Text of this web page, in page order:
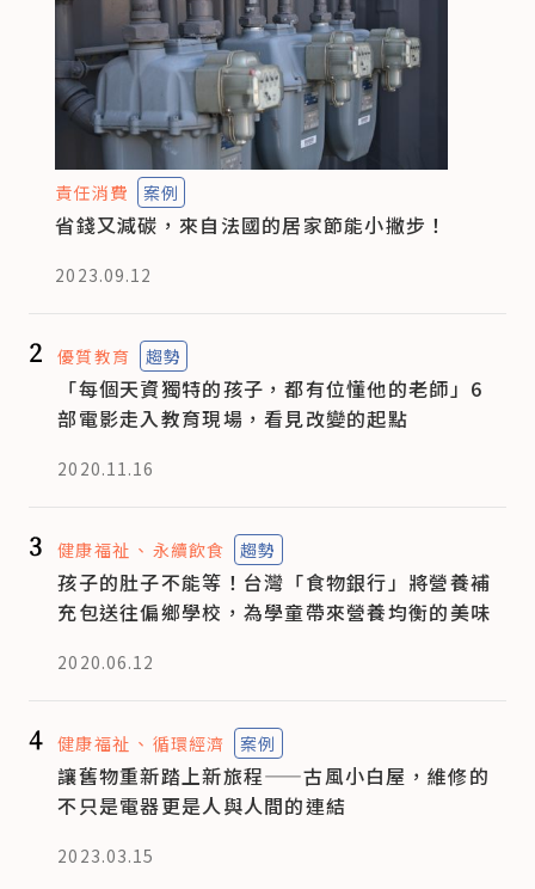
責任消費 案例
省錢又減碳，來自法國的居家節能小撇步！
2023.09.12
2 優質教育 趨勢
「每個天資獨特的孩子，都有位懂他的老師」6
部電影走入教育現場，看見改變的起點
2020.11.16
3 健康福祉 永續飲食 趨勢
孩子的肚子不能等！台灣「食物銀行」將營養補
充包送往偏鄉學校，為學童帶來營養均衡的美味
2020.06.12
4 健康福祉 循環經濟 案例
讓舊物重新踏上新旅程——古風小白屋，維修的
不只是電器更是人與人間的連結
2023.03.15